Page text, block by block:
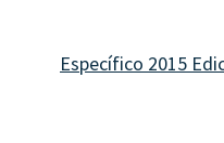
Específico 2015